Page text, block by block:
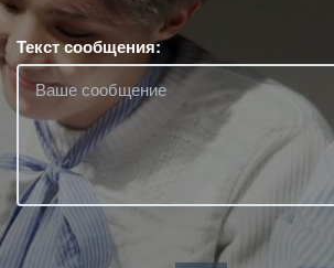
Текст сообщения: